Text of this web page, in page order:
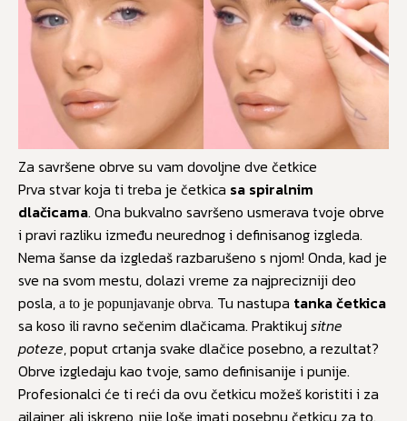
Za savršene obrve su vam dovoljne dve četkice
Prva stvar koja ti treba je četkica sa spiralnim
dlačicama. Ona bukvalno savršeno usmerava tvoje obrve
i pravi razliku između neurednog i definisanog izgleda.
Nema šanse da izgledaš razbarušeno s njom! Onda, kad je
sve na svom mestu, dolazi vreme za najprecizniji deo
posla, a to je popunjavanje obrva. Tu nastupa tanka četkica
sa koso ili ravno sečenim dlačicama. Praktikuj sitne
poteze, poput crtanja svake dlačice posebno, a rezultat?
Obrve izgledaju kao tvoje, samo definisanije i punije.
Profesionalci će ti reći da ovu četkicu možeš koristiti i za
ajlajner, ali iskreno, nije loše imati posebnu četkicu za to.